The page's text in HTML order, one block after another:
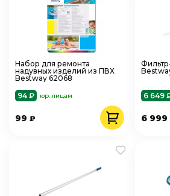
Набор для ремонта
надувных изделий из ПВХ
Bestway 62068
94 ₽
юр. лицам
99 ₽
6 649
6 999